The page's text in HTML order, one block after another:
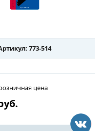
773-514
цена